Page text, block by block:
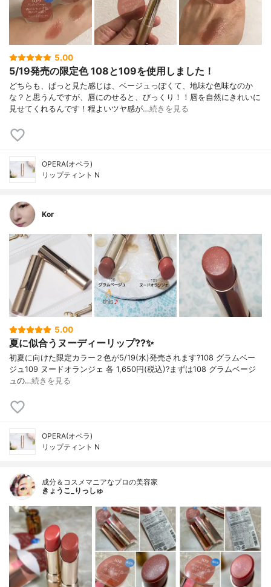
5.00
5/19発売の限定色 108と109を使用しました！
どちらも、ぱっと見た感じは、ベージュっぽくて、地味な色味なのか
な？と思うんですが、唇にのせると、びっくり！！唇を自然にきれいに
見せてくれるんです！程よいツヤ感が…続きを見る
OPERA(オペラ)
リップティント N
Kor
5.00
夏に似合うヌーディーリップ??✨
初夏に向けた限定カラー２色が5/19(水)発売されます?108 グラムベー
ジュ109 ヌードオランジェ 各 1,650円(税込)?まずは108 グラムベージ
ュの…続きを見る
OPERA(オペラ)
リップティント N
成分＆コスメマニアなプロの美容家
きょうこ_りっしゅ